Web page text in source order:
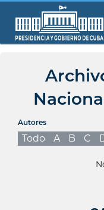
Autores
Todo A B C